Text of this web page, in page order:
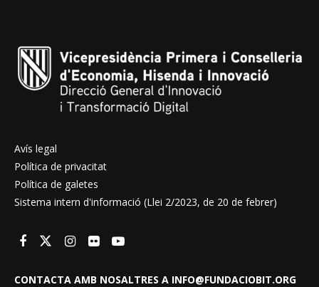
Avís legal
Política de privacitat
Política de galetes
Sistema intern d'informació (Llei 2/2023, de 20 de febrer)
CONTACTA AMB NOSALTRES A INFO@FUNDACIOBIT.ORG